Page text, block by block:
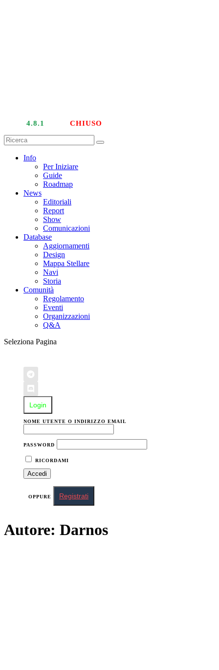
4.8.1 CHIUSO
Info
Per Iniziare
Guide
Roadmap
News
Editoriali
Report
Show
Comunicazioni
Database
Aggiornamenti
Design
Mappa Stellare
Navi
Storia
Comunità
Regolamento
Eventi
Organizzazioni
Q&A
Seleziona Pagina
Login
NOME UTENTE O INDIRIZZO EMAIL
PASSWORD
RICORDAMI
OPPURE Registrati
Autore: Darnos